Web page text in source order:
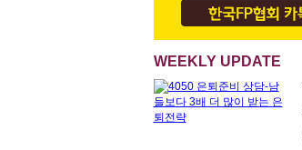
WEEKLY UPDATE